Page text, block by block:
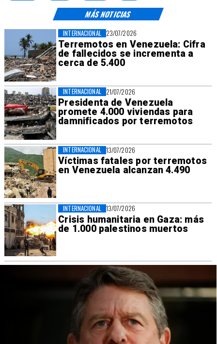
MÁS NOTICIAS
23/07/2026
Terremotos en Venezuela: Cifra
de fallecidos se incrementa a
cerca de 5.400
INTERNACIONAL
21/07/2026
Presidenta de Venezuela
promete 4.000 viviendas para
damnificados por terremotos
INTERNACIONAL
13/07/2026
Víctimas fatales por terremotos
en Venezuela alcanzan 4.490
INTERNACIONAL
13/07/2026
Crisis humanitaria en Gaza: más
de 1.000 palestinos muertos
INTERNACIONAL